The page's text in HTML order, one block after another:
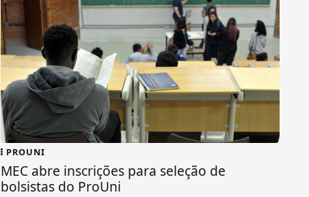
PROUNI
MEC abre inscrições para seleção de
bolsistas do ProUni